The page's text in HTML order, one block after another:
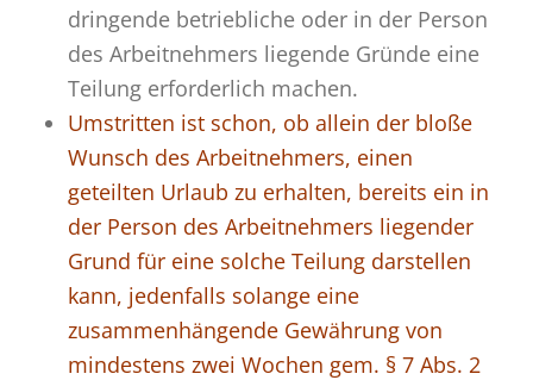
dringende betriebliche oder in der Person
des Arbeitnehmers liegende Gründe eine
Teilung erforderlich machen.
Umstritten ist schon, ob allein der bloße
Wunsch des Arbeitnehmers, einen
geteilten Urlaub zu erhalten, bereits ein in
der Person des Arbeitnehmers liegender
Grund für eine solche Teilung darstellen
kann, jedenfalls solange eine
zusammenhängende Gewährung von
mindestens zwei Wochen gem. § 7 Abs. 2